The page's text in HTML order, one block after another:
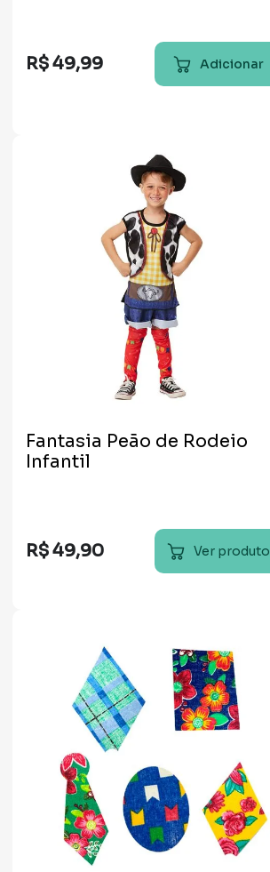
R$49,99 Adicionar
Fantasia Peão de Rodeio
Infantil
R$49,90 Ver produto